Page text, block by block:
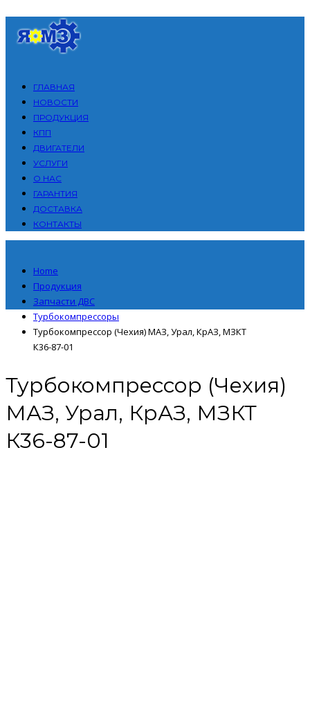
ГЛАВНАЯ
НОВОСТИ
ПРОДУКЦИЯ
КПП
ДВИГАТЕЛИ
УСЛУГИ
О НАС
ГАРАНТИЯ
ДОСТАВКА
КОНТАКТЫ
Home
Продукция
Запчасти ДВС
Турбокомпрессоры
Турбокомпрессор (Чехия) МАЗ, Урал, КрАЗ, МЗКТ
К36-87-01
Турбокомпрессор (Чехия)
МАЗ, Урал, КрАЗ, МЗКТ
К36-87-01